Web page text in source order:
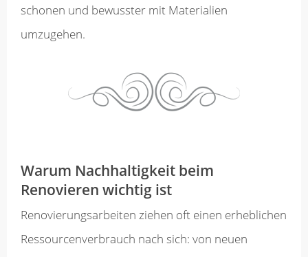
schonen und bewusster mit Materialien
umzugehen.
Warum Nachhaltigkeit beim
Renovieren wichtig ist
Renovierungsarbeiten ziehen oft einen erheblichen
Ressourcenverbrauch nach sich: von neuen